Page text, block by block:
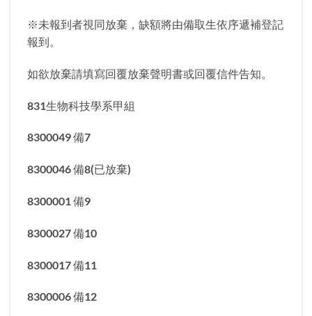
※未報到者視同放棄，缺額將由備取生依序遞補登記
報到。
如欲放棄請填寫回覆放棄聲明書或回覆信件告知。
831生物科技學系甲組
8300049 備7
8300046 備8(已放棄)
8300001 備9
8300027 備10
8300017 備11
8300006 備12